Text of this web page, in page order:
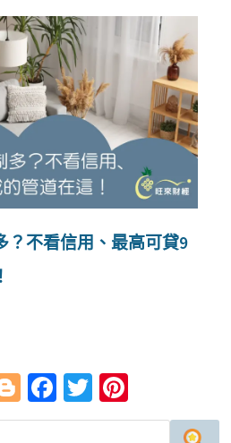
？不看信用、最高可貸9
Bl
o
Fa
ce
T
wi nt